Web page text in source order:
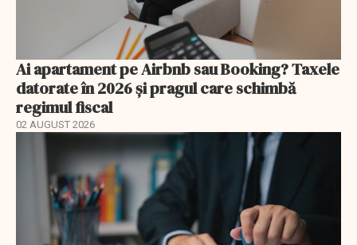
Ai apartament pe Airbnb sau Booking? Taxele
datorate în 2026 și pragul care schimbă
regimul fiscal
02 AUGUST 2026